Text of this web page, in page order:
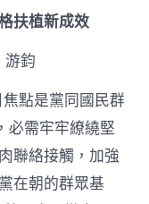
扶植新成效
游鈞
點是黨同國民群
必需牢牢繚繞堅
聯絡接觸，加強
在朝的群眾基